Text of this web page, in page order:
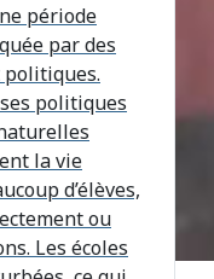
période
par des
politiques.
politiques
la vie
d’élèves,
ou
Les écoles